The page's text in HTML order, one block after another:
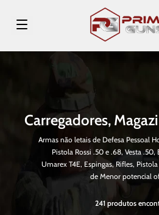
Carregadores,
Armas não letais de Defesa Pessoal
Pistola Rossi .50 e .68, Vesta .50,
Umarex T4E, Espingas, Rifles,
de Menor potencial
241 produtos